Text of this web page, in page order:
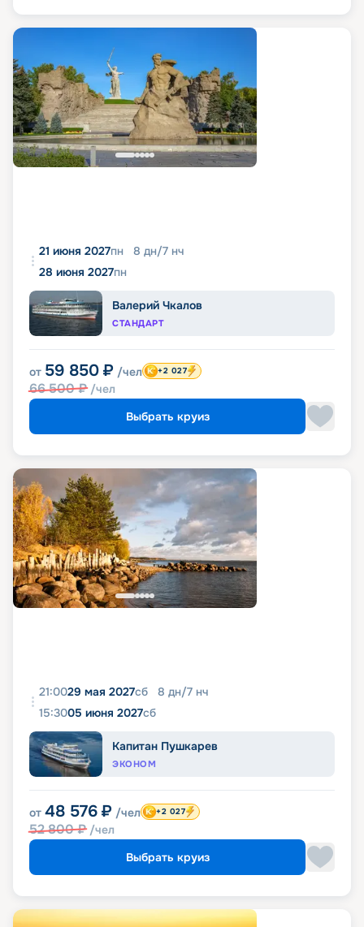
21 июня 2027пн 8 дн/7 нч
28 июня 2027пн
Валерий Чкалов
СТАНДАРТ
от 59 850 ₽ /чел
66 500₽ /чел
+2 027
Выбрать круиз
21:0029 мая 2027сб 8 дн/7 нч
15:3005 июня 2027сб
Капитан Пушкарев
ЭКОНОМ
от 48 576 ₽ /чел
52 800₽ /чел
+2 027
Выбрать круиз